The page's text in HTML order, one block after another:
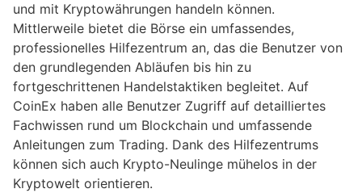
und mit Kryptowährungen handeln können.
Mittlerweile bietet die Börse ein umfassendes,
professionelles Hilfezentrum an, das die Benutzer von
den grundlegenden Abläufen bis hin zu
fortgeschrittenen Handelstaktiken begleitet. Auf
CoinEx haben alle Benutzer Zugriff auf detailliertes
Fachwissen rund um Blockchain und umfassende
Anleitungen zum Trading. Dank des Hilfezentrums
können sich auch Krypto-Neulinge mühelos in der
Kryptowelt orientieren.